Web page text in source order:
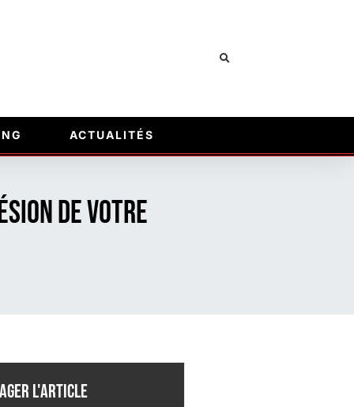
ACTUALITÉS
de votre
l'article